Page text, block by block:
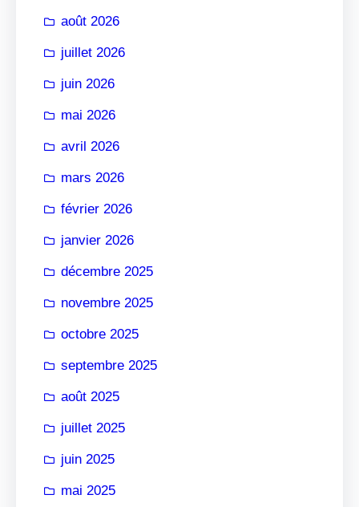
h
e
août 2026
juillet 2026
juin 2026
mai 2026
avril 2026
mars 2026
février 2026
janvier 2026
décembre 2025
novembre 2025
octobre 2025
septembre 2025
août 2025
juillet 2025
juin 2025
mai 2025